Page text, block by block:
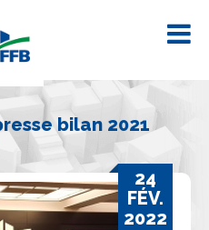
bilan 2021
24
FÉV.
2022